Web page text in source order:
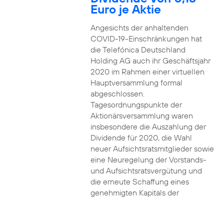
Euro je Aktie
Angesichts der anhaltenden
COVID-19-Einschränkungen hat
die Telefónica Deutschland
Holding AG auch ihr Geschäftsjahr
2020 im Rahmen einer virtuellen
Hauptversammlung formal
abgeschlossen.
Tagesordnungspunkte der
Aktionärsversammlung waren
insbesondere die Auszahlung der
Dividende für 2020, die Wahl
neuer Aufsichtsratsmitglieder sowie
eine Neuregelung der Vorstands-
und Aufsichtsratsvergütung und
die erneute Schaffung eines
genehmigten Kapitals der